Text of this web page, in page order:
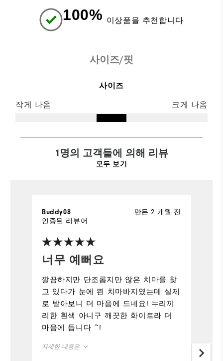
100% 이상품을 추천합니다
사이즈/핏
사이즈
작게 나옴 크게 나옴
1명의 고객들에 의해 리뷰
모두 보기
너무 예뻐요
만든 2 개월 전
Buddy08
인증된 리뷰어
깔끔하지만 단조롭지만 않은 치마를 찾
고 있다가 눈에 띈 치마바지였는데 실제
로 받아보니 더 마음에 드네요! 누리끼
리한 흰색 아니구 깨끗한 화이트라 더
마음에 듭니다 ~!
자세한 내용은